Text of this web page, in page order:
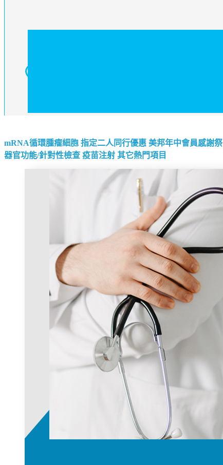
mRNA循環腫瘤細胞 指定二人同行優惠 美邦年中會員感謝祭
器官功能/針對性檢查 疫苗注射 其它熱門項目